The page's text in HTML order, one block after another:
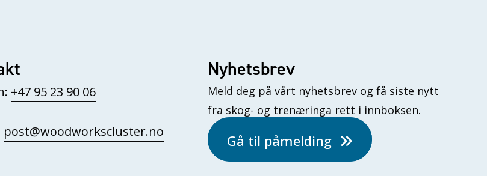
+47 95 23 90 06
post@woodworkscluster.no
Facebook
LinkedIn
Nyhetsbrev
Meld deg på vårt nyhetsbrev og få siste nytt
fra skog- og trenæringa rett i innboksen.
Gå til påmelding